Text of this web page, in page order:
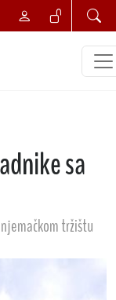
sa
tržištu